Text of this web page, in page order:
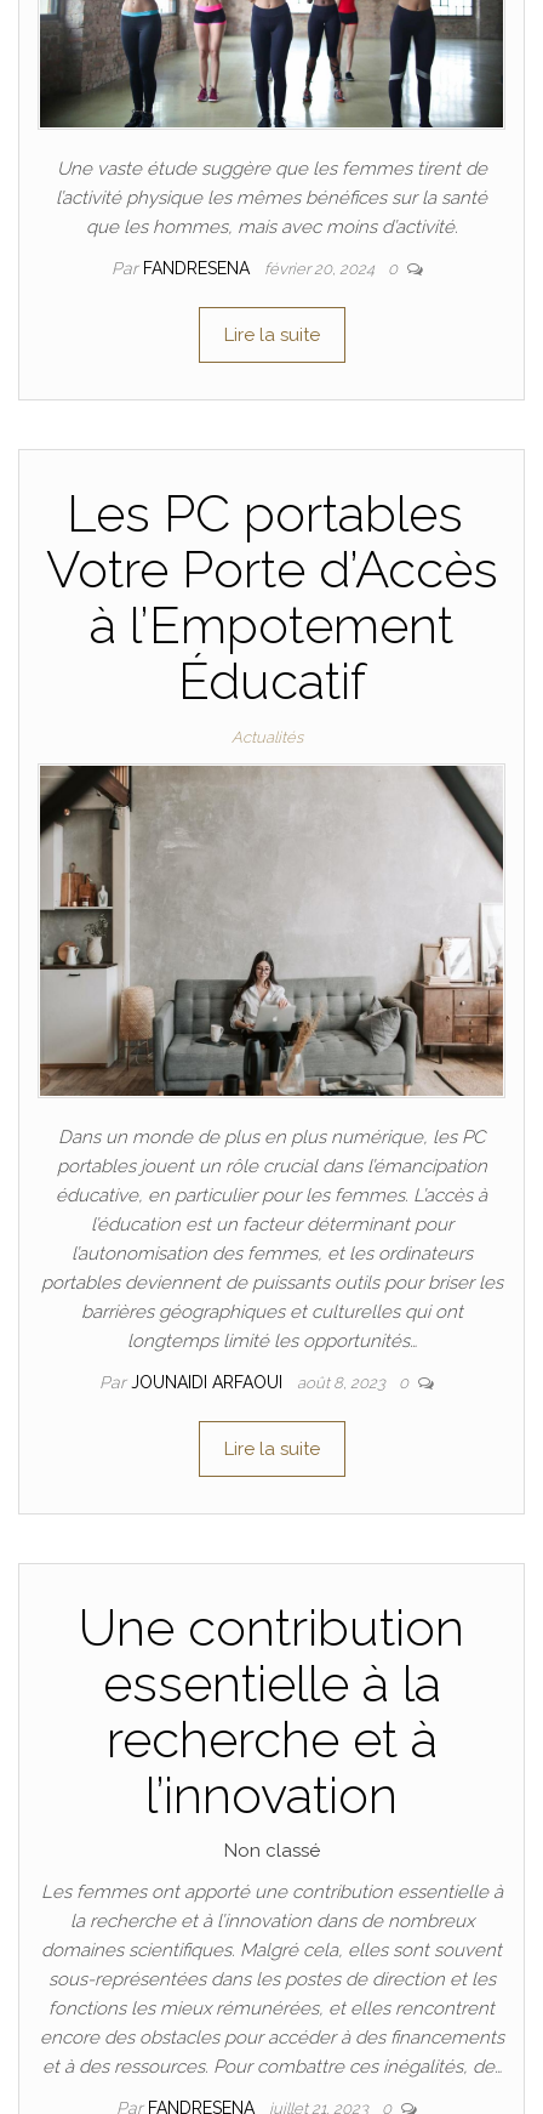
Une vaste étude suggère que les femmes tirent de
l’activité physique les mêmes bénéfices sur la santé
que les hommes, mais avec moins d’activité.
Par FANDRESENA février 20, 2024 0
Lire la suite
Les PC portables
Votre Porte d’Accès
à l’Empotement
Éducatif
Actualités
Dans un monde de plus en plus numérique, les PC
portables jouent un rôle crucial dans l’émancipation
éducative, en particulier pour les femmes. L’accès à
l’éducation est un facteur déterminant pour
l’autonomisation des femmes, et les ordinateurs
portables deviennent de puissants outils pour briser les
barrières géographiques et culturelles qui ont
longtemps limité les opportunités…
ParJOUNAIDI ARFAOUI août 8, 2023 0
Lire la suite
Une contribution
essentielle à la
recherche et à
l’innovation
Non classé
Les femmes ont apporté une contribution essentielle à
la recherche et à l’innovation dans de nombreux
domaines scientifiques. Malgré cela, elles sont souvent
sous-représentées dans les postes de direction et les
fonctions les mieux rémunérées, et elles rencontrent
encore des obstacles pour accéder à des financements
et à des ressources. Pour combattre ces inégalités, de…
Par FANDRESENA juillet 21, 2023 0